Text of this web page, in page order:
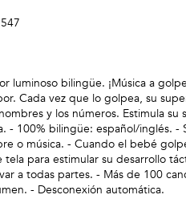
luminoso bilingüe. ¡Música a
Cada vez que lo golpea, su
y los números. Estimula su
- 100% bilingüe: español/inglés. -
o música. - Cuando el bebé
tela para estimular su desarrollo
a todas partes. - Más de 100
- Desconexión automática.